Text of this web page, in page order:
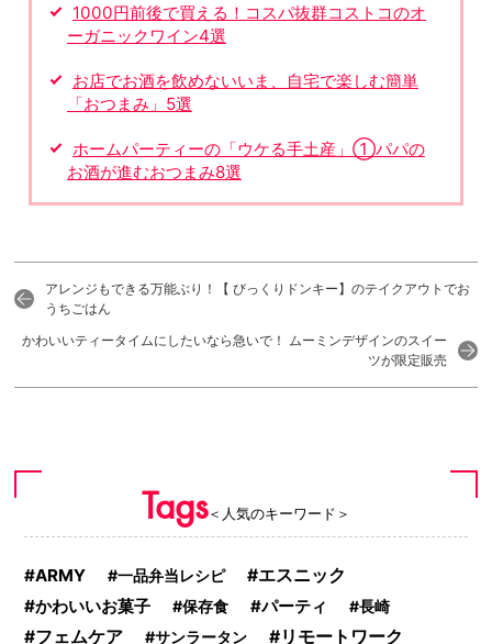
1000円前後で買える！コスパ抜群コストコのオ
ーガニックワイン4選
お店でお酒を飲めないいま、自宅で楽しむ簡単
「おつまみ」5選
ホームパーティーの「ウケる手土産」①パパの
お酒が進むおつまみ8選
アレンジもできる万能ぶり！【 びっくりドンキー】のテイクアウトでお
うちごはん
かわいいティータイムにしたいなら急いで！ ムーミンデザインのスイー
ツが限定販売
Tags＜人気のキーワード＞
ARMY 一品弁当レシピ
エスニック
かわいいお菓子
保存食 パーティ 長崎
フェムケア サンラータン
リモートワーク